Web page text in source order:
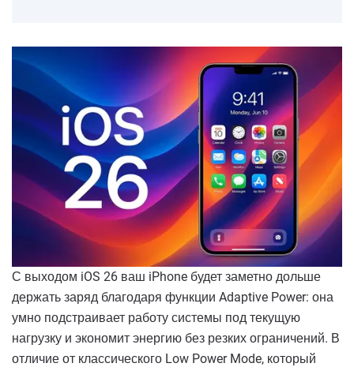
С выходом iOS 26 ваш iPhone будет заметно дольше
держать заряд благодаря функции Adaptive Power: она
умно подстраивает работу системы под текущую
нагрузку и экономит энергию без резких ограничений. В
отличие от классического Low Power Mode, который